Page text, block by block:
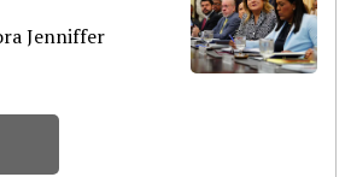
Jenniffer